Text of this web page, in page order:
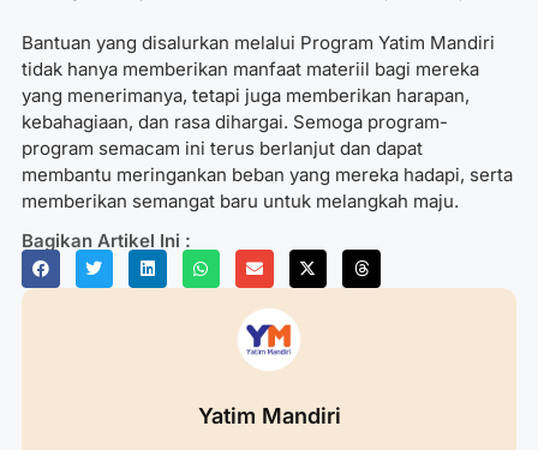
Bantuan yang disalurkan melalui Program Yatim Mandiri
tidak hanya memberikan manfaat materiil bagi mereka
yang menerimanya, tetapi juga memberikan harapan,
kebahagiaan, dan rasa dihargai. Semoga program-
program semacam ini terus berlanjut dan dapat
membantu meringankan beban yang mereka hadapi, serta
memberikan semangat baru untuk melangkah maju.
Bagikan Artikel Ini :
Yatim Mandiri